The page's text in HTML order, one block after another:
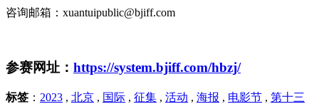
咨询邮箱：xuantuipublic@bjiff.com
参赛网址： https://system.bjiff.com/hbzj/
标签 ： 2023 , 北京 , 国际 , 征集 , 活动 , 海报 , 电影节 , 第十三